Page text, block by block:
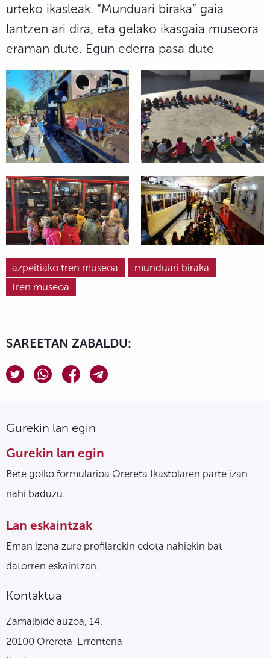
urteko ikasleak. “Munduari biraka” gaia
lantzen ari dira, eta gelako ikasgaia museora
eraman dute. Egun ederra pasa dute
azpeitiako tren museoa
munduari biraka
tren museoa
SAREETAN ZABALDU:
Gurekin lan egin
Gurekin lan egin
Bete goiko formularioa Orereta Ikastolaren parte izan
nahi baduzu.
Lan eskaintzak
Eman izena zure profilarekin edota nahiekin bat
datorren eskaintzan.
Kontaktua
Zamalbide auzoa, 14.
20100 Orereta-Errenteria